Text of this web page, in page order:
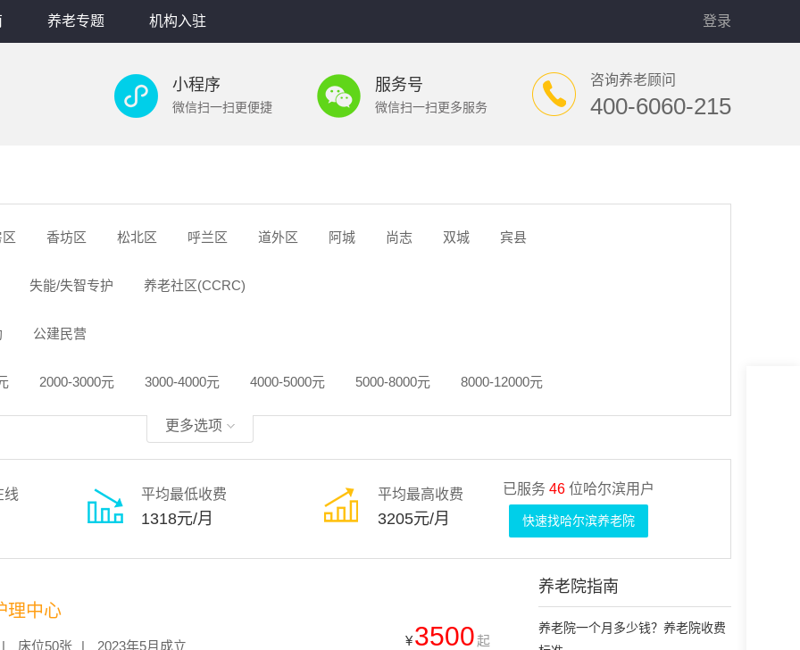
养老专题 机构入驻 登录
小程序
微信扫一扫更便捷
服务号
微信扫一扫更多服务
咨询养老顾问
400-6060-215
香坊区 松北区 呼兰区 道外区 阿城 尚志 双城 宾县
失能/失智专护 养老社区(CCRC)
公建民营
2000-3000元 3000-4000元 4000-5000元 5000-8000元 8000-12000元
更多选项
线 平均最低收费
1318元/月
平均最高收费
3205元/月
已服务 46 位哈尔滨用户
快速找哈尔滨养老院
理中心
床位50张 2023年5月成立 ¥3500起
养老院指南
养老院一个月多少钱？养老院收费